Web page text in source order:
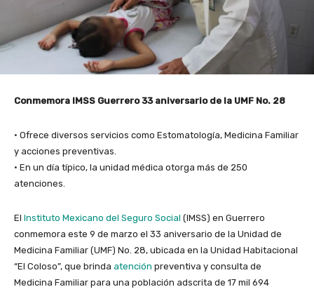
Conmemora IMSS Guerrero 33 aniversario de la UMF No. 28
• Ofrece diversos servicios como Estomatología, Medicina Familiar
y acciones preventivas.
• En un día típico, la unidad médica otorga más de 250
atenciones.
El Instituto Mexicano del Seguro Social (IMSS) en Guerrero
conmemora este 9 de marzo el 33 aniversario de la Unidad de
Medicina Familiar (UMF) No. 28, ubicada en la Unidad Habitacional
“El Coloso”, que brinda atención preventiva y consulta de
Medicina Familiar para una población adscrita de 17 mil 694